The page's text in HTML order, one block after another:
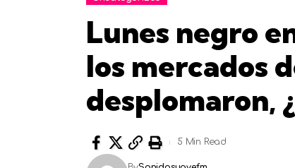
Lunes negro
los mercados
desplomaron,
5 Min Read